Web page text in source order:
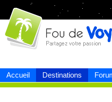
Accueil Destinations
Fou devoyage